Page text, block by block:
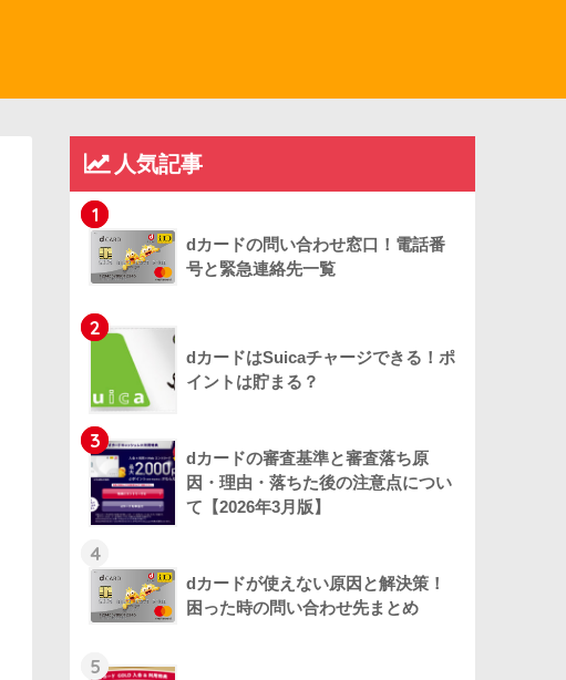
人気記事
1
dカードの問い合わせ窓口！電話番
号と緊急連絡先一覧
2
dカードはSuicaチャージできる！ポ
イントは貯まる？
3
dカードの審査基準と審査落ち原
因・理由・落ちた後の注意点につい
て【2026年3月版】
4
dカードが使えない原因と解決策！
困った時の問い合わせ先まとめ
5